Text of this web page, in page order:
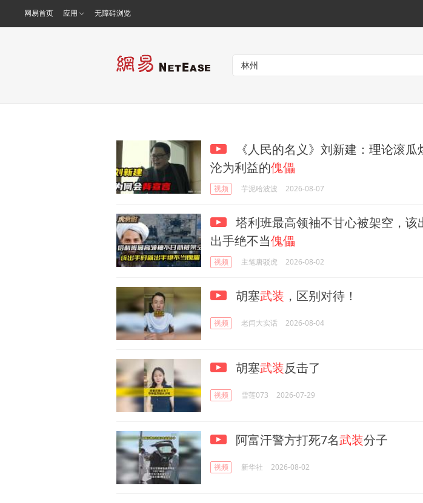
网易首页 应用 无障碍浏览
《人民的名义》刘新建：理论滚瓜
沦为利益的傀儡
视频 芋泥哈波波 2026-08-07
塔利班最高领袖不甘心被架空，该
出手绝不当傀儡
视频 主笔唐驳虎 2026-08-02
胡塞武装 ，区别对待！
视频 老闫大实话 2026-08-04
胡塞武装反击了
视频 雪莲073 2026-07-29
阿富汗警方打死7名武装分子
视频 新华社 2026-08-02